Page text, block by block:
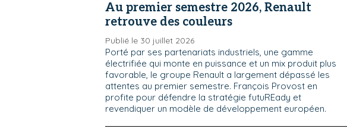
Au premier semestre 2026, Renault
retrouve des couleurs
Publié le 30 juillet 2026
Porté par ses partenariats industriels, une gamme
électrifiée qui monte en puissance et un mix produit plus
favorable, le groupe Renault a largement dépassé les
attentes au premier semestre. François Provost en
profite pour défendre la stratégie futuREady et
revendiquer un modèle de développement européen.